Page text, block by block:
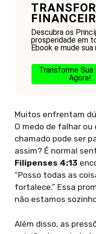
Descubra os
prosperidade em
Ebook e mude sua
Transforme Sua
Agora!
Muitos enfrentam
O medo de falhar
chamado pode ser
assim? É normal
Filipenses 4:13
“Posso todas as
fortalece.” Essa
não estamos
Além disso, as